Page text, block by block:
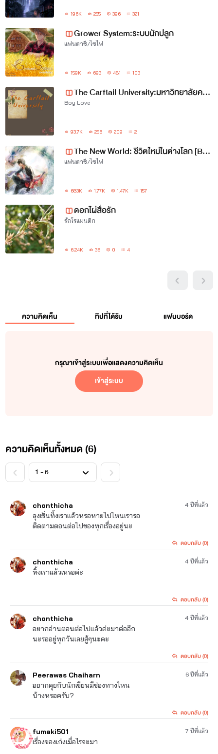
196K 255 396 321
Grower System:ระบบนักปลูก
แฟนตาซี/ไซไฟ
159K 693 481 103
The Carftail University:มหาวิทยาลัยคาร์ฟเทล [Yaoi]
Boy Love
93.7K 256 209 2
The New World: ชีวิตใหม่ในต่างโลก [BL/YAOI] 18+ [SEASON II]
แฟนตาซี/ไซไฟ
683K 1.77K 1.47K 157
ดอกไผ่สื่อรัก
รักโรแมนติก
6.24K 36 0 4
ความคิดเห็น ทิปที่ได้รับ แฟนบอร์ด
กรุณาเข้าสู่ระบบเพื่อแสดงความคิดเห็น
เข้าสู่ระบบ
ความคิดเห็นทั้งหมด (6)
chonthicha
ลุงเซ็นทิ้งเราแล้วหรอหายไปไหนเรารอ
ติดตามตอนต่อไปของทุกเรื่องอยู่นะ
4 ปีที่แล้ว
ตอบกลับ (0)
chonthicha
ทิ้งเราแล้วเหรอค่ะ
4 ปีที่แล้ว
ตอบกลับ (0)
chonthicha
อยากอ่านตอนต่อไปแล้วค่ะมาต่ออีก
นะรออยู่ทุกวันเลยสู้ๆนะคะ
4 ปีที่แล้ว
ตอบกลับ (0)
Peerawas Chaiharn
อยากคุยกับนักเขียนมีช่องทางไหน
บ้างหรอครับ?
6 ปีที่แล้ว
ตอบกลับ (0)
fumaki501
เรื่องของเก่งเมื่อไรจะมา
7 ปีที่แล้ว